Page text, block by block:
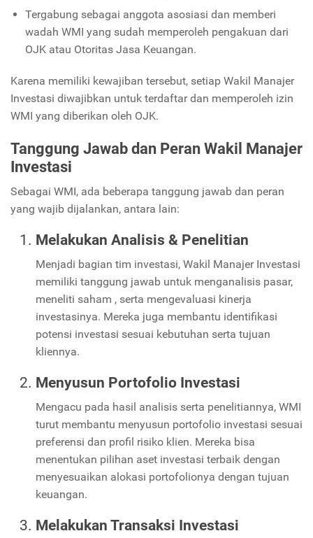
Tergabung sebagai anggota asosiasi dan memberi
wadah WMI yang sudah memperoleh pengakuan dari
OJK atau Otoritas Jasa Keuangan.
Karena memiliki kewajiban tersebut, setiap Wakil Manajer
Investasi diwajibkan untuk terdaftar dan memperoleh izin
WMI yang diberikan oleh OJK.
Tanggung Jawab dan Peran Wakil Manajer
Investasi
Sebagai WMI, ada beberapa tanggung jawab dan peran
yang wajib dijalankan, antara lain:
Melakukan Analisis & Penelitian
Menjadi bagian tim investasi, Wakil Manajer Investasi
memiliki tanggung jawab untuk menganalisis pasar,
meneliti saham , serta mengevaluasi kinerja
investasinya. Mereka juga membantu identifikasi
potensi investasi sesuai kebutuhan serta tujuan
kliennya.
Menyusun Portofolio Investasi
Mengacu pada hasil analisis serta penelitiannya, WMI
turut membantu menyusun portofolio investasi sesuai
preferensi dan profil risiko klien. Mereka bisa
menentukan pilihan aset investasi terbaik dengan
menyesuaikan alokasi portofolionya dengan tujuan
keuangan.
Melakukan Transaksi Investasi